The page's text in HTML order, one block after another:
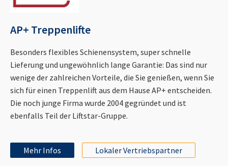
AP+ Treppenlifte
Besonders flexibles Schienensystem, super schnelle
Lieferung und ungewöhnlich lange Garantie: Das sind nur
wenige der zahlreichen Vorteile, die Sie genießen, wenn Sie
sich für einen Treppenlift aus dem Hause AP+ entscheiden.
Die noch junge Firma wurde 2004 gegründet und ist
ebenfalls Teil der Liftstar-Gruppe.
Mehr Infos Lokaler Vertriebspartner